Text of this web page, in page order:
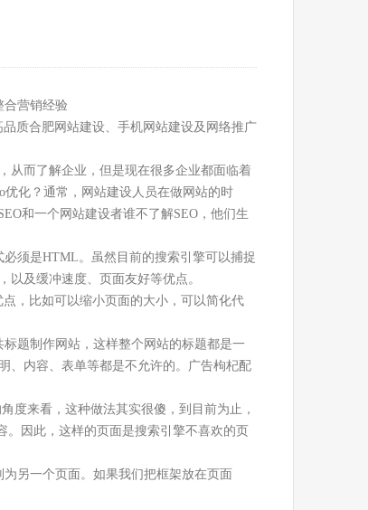
合营销经验
质合肥网站建设、手机网站建设及网络推广
从而了解企业，但是现在很多企业都面临着
化？通常，网站建设人员在做网站的时
和一个网站建设者谁不了解SEO，他们生
须是HTML。虽然目前的搜索引擎可以捕捉
及缓冲速度、页面友好等优点。
，比如可以缩小页面的大小，可以简化代
题制作网站，这样整个网站的标题都是一
、内容、表单等都是不允许的。广告枸杞配
度来看，这种做法其实很傻，到目前为止，
。因此，这样的页面是搜索引擎不喜欢的页
另一个页面。如果我们把框架放在页面